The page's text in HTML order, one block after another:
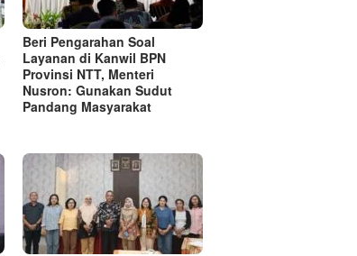
Beri Pengarahan Soal
Layanan di Kanwil BPN
Provinsi NTT, Menteri
Nusron: Gunakan Sudut
Pandang Masyarakat